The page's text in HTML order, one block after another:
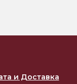
и Доставка